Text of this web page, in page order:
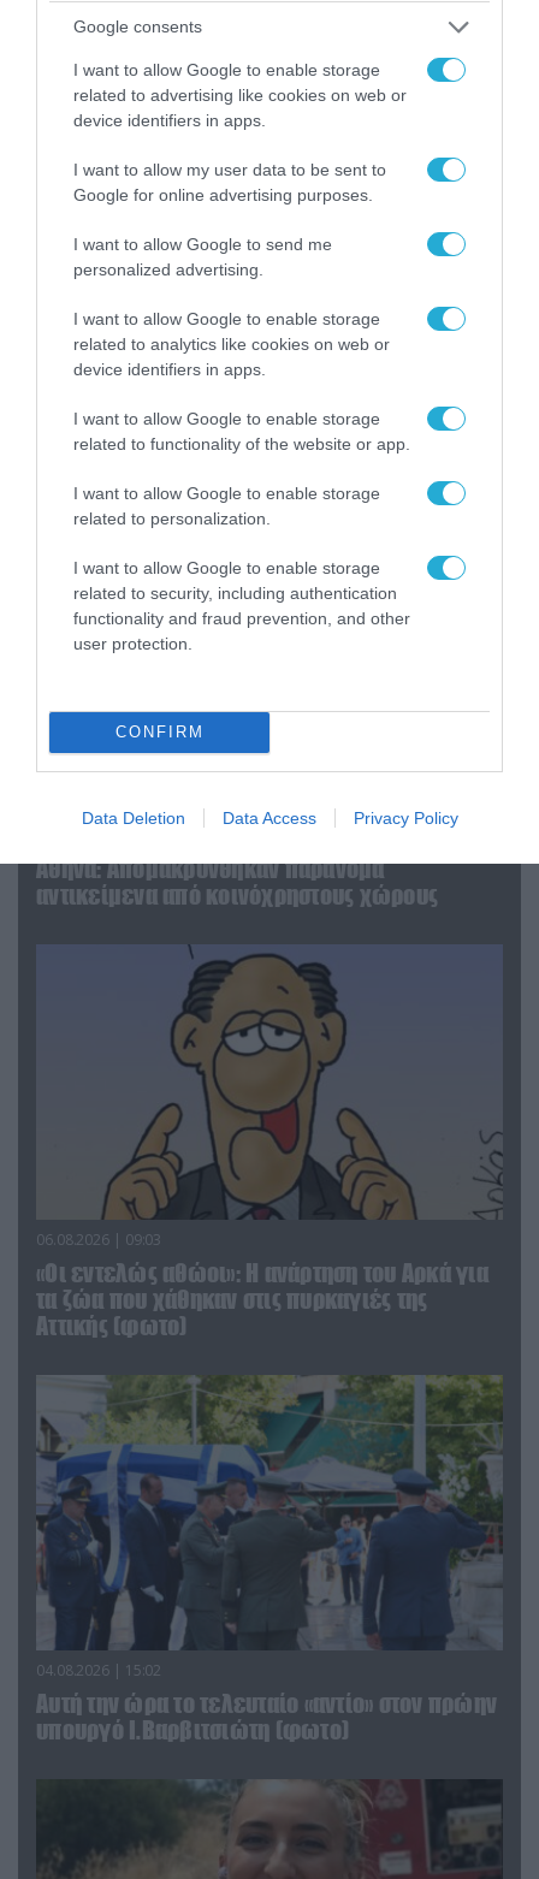
Google consents
I want to allow Google to enable storage
related to advertising like cookies on web or
device identifiers in apps.
I want to allow my user data to be sent to
Google for online advertising purposes.
I want to allow Google to send me
personalized advertising.
I want to allow Google to enable storage
related to analytics like cookies on web or
device identifiers in apps.
I want to allow Google to enable storage
related to functionality of the website or app.
I want to allow Google to enable storage
related to personalization.
I want to allow Google to enable storage
related to security, including authentication
functionality and fraud prevention, and other
user protection.
CONFIRM
Data Deletion Data Access Privacy Policy
«Η απόλυτη τραγωδία»: Η «αιχμηρή» ανάρτηση
του Αρκά για τα τατουάζ (φωτο)
07.08.2026 | 20:02
Ο Γιάννης Αλαφούζος «τέλειωσε» τον
Κωνσταντίνο Ζούλα από τον ΣΚΑΪ – Ο λόγος της
06.08.2026 | 14:02
Αθήνα: Απομακρύνθηκαν παράνομα
αντικείμενα από κοινόχρηστους χώρους
06.08.2026 | 09:03
«Οι εντελώς αθώοι»: Η ανάρτηση του Αρκά για
τα ζώα που χάθηκαν στις πυρκαγιές της
Αττικής (φωτο)
04.08.2026 | 15:02
Αυτή την ώρα το τελευταίο «αντίο» στον πρώην
υπουργό Ι.Βαρβιτσιώτη (φωτο)